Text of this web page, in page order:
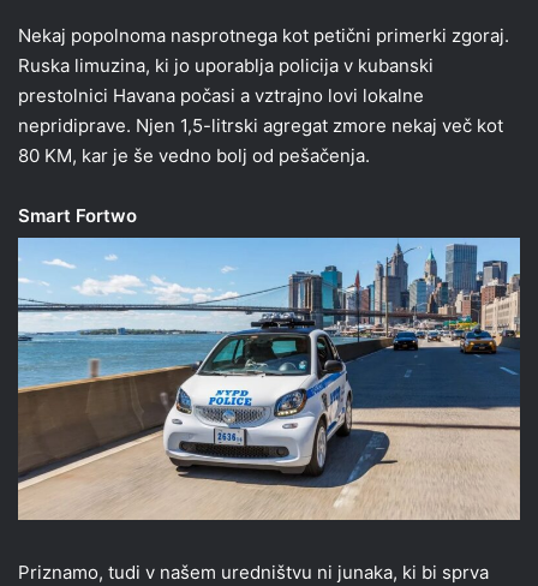
Nekaj popolnoma nasprotnega kot petični primerki zgoraj.
Ruska limuzina, ki jo uporablja policija v kubanski
prestolnici Havana počasi a vztrajno lovi lokalne
nepridiprave. Njen 1,5-litrski agregat zmore nekaj več kot
80 KM, kar je še vedno bolj od pešačenja.
Smart Fortwo
Priznamo, tudi v našem uredništvu ni junaka, ki bi sprva